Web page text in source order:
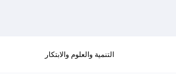
التنمية والعلوم والابتكار